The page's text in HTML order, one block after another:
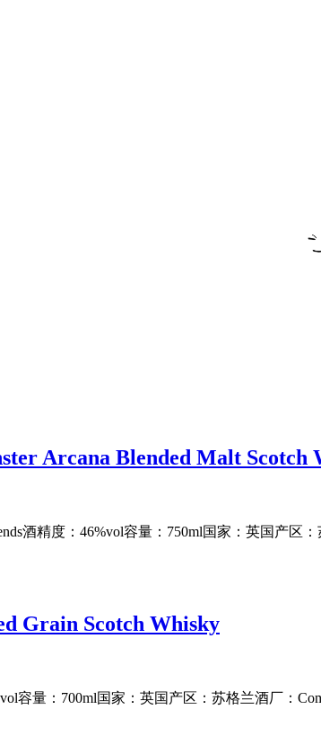
Arcana Blended Malt Scotch
酒精度：46%vol容量：750ml国家：英国产区
Grain Scotch Whisky
容量：700ml国家：英国产区：苏格兰酒厂：